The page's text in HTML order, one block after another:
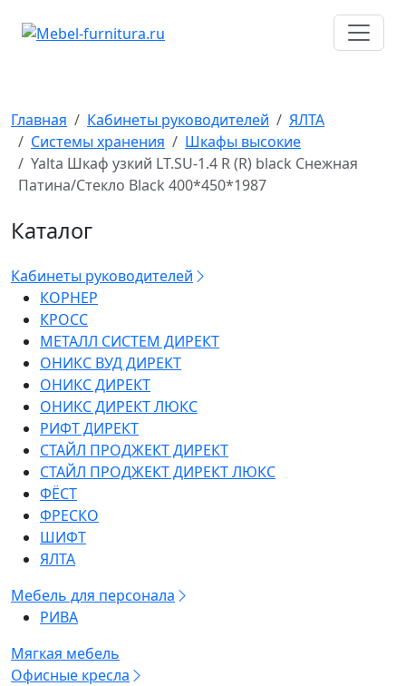
Главная Кабинеты руководителей
ЯЛТА
Системы хранения
Шкафы высокие
Yalta Шкаф узкий LT.SU-1.4 R (R) black Снежная
Патина/Стекло Black 400*450*1987
Каталог
Кабинеты руководителей
КОРНЕР
КРОСС
МЕТАЛЛ СИСТЕМ ДИРЕКТ
ОНИКС ВУД ДИРЕКТ
ОНИКС ДИРЕКТ
ОНИКС ДИРЕКТ ЛЮКС
РИФТ ДИРЕКТ
СТАЙЛ ПРОДЖЕКТ ДИРЕКТ
СТАЙЛ ПРОДЖЕКТ ДИРЕКТ ЛЮКС
ФЁСТ
ФРЕСКО
ШИФТ
ЯЛТА
Мебель для персонала
РИВА
Мягкая мебель
Офисные кресла